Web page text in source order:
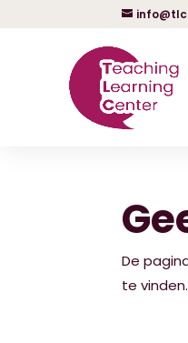
De
te vinden.